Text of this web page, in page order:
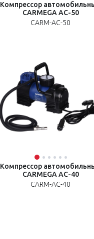
Компрессор
CARMEGA AC-50
CARM-AC-50
Компрессор
CARMEGA AC-40
CARM-AC-40